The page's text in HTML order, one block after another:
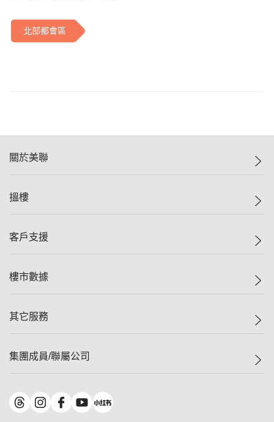
北部都會區
關於美聯
美聯集團
人才招募
搵樓
一手新盤
減價
美聯豪宅
獨家樓盤
租盤
客戶支援
自助放盤
查詢熱線
按揭計算機
負擔能力計算機
轉按計算機
繳款方式
樓市數據
樓價指數
歷史成交
屋苑成交排行榜
地區百科
其它服務
屋苑專頁
美聯精英會
集團成員/聯屬公司
美聯物業
鋑聯控股*